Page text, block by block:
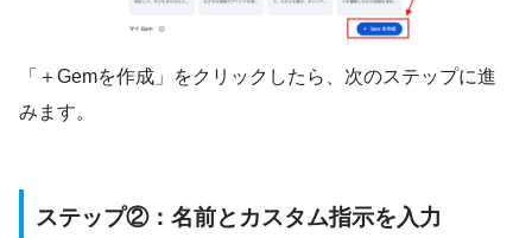
「＋Gemを作成」をクリックしたら、次のステップに進
みます。
ステップ②：名前とカスタム指示を入力